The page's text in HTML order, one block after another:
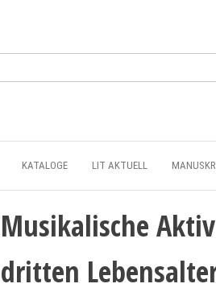
KATALOGE LIT AKTUELL
Musikalische
dritten